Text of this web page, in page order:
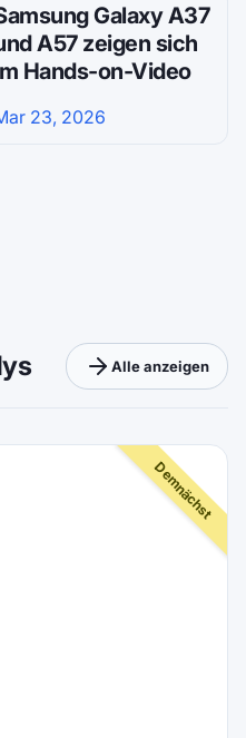
Galaxy A37
A57 zeigen sich
Hands-on-Video
23, 2026
Alle anzeigen